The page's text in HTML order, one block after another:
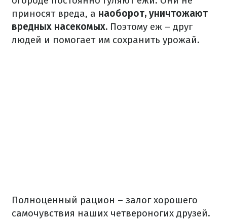
приносят вреда, а наоборот, уничтожают
вредных насекомых. Поэтому еж – друг
людей и помогает им сохранить урожай.
Полноценный рацион – залог хорошего
самочувствия наших четвероногих друзей.